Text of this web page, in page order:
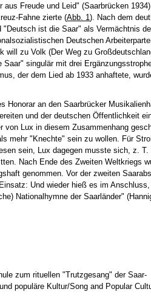
Freude und Leid" (Saarbrücken
Fahne zierte (Abb. 1). Nach dem
"Deutsch ist die Saar" als Vermächtnis
Deutschen
will zu Volk (Der Weg zu
singulär mit drei
der dem Lied ab 1933 anhaftete,
Honorar an den Saarbrücker
und der deutschen Öffentlichkeit
Lux in diesem Zusammenhang
mehr "Knechte" sein zu wollen. Für
sein, Lux dagegen musste sich, z. T.
Nach Ende des Zweiten Weltkriegs
genommen. Vor der zweiten
Und wieder hieß es im
Nationalhymne der Saarländer"
zum rituellen "Trutzgesang" der Saar-
populäre Kultur/Song and Popular